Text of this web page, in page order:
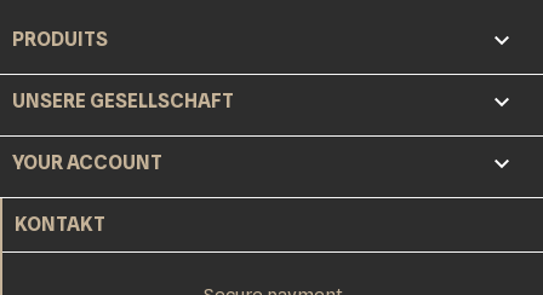
PRODUITS 
UNSERE GESELLSCHAFT 
YOUR ACCOUNT 
KONTAKT